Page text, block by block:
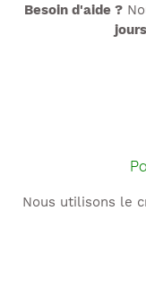
Besoin d'aide ?
Nous utilisons le